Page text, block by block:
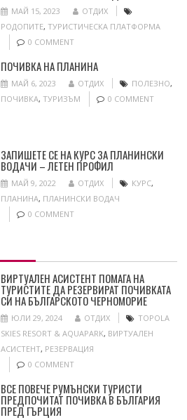
МАЙ 15, 2023
ОТДИХ
РОДОПИТЕ, ТУРИСТИЧЕСКА ПЛАТФОРМА
0 COMMENT
ПОЧИВКА НА ПЛАНИНА
МАЙ 6, 2023 ОТДИХ ПОЛЕЗНО,
ПОЧИВКА, ТУРИЗЪМ 0 COMMENT
ЗАПИШЕТЕ СЕ НА КУРС ЗА ПЛАНИНСКИ
ВОДАЧИ – ЛЕТЕН ПРОФИЛ
МАЙ 9, 2022 ОТДИХ КУРС,
ПЛАНИНА, ПЛАНИНСКИ ВОДАЧ
0 COMMENT
ВИРТУАЛЕН АСИСТЕНТ ПОМАГА НА
ТУРИСТИТЕ ДА РЕЗЕРВИРАТ ПОЧИВКАТА
СИ НА БЪЛГАРСКОТО ЧЕРНОМОРИЕ
ЮЛИ 29, 2024 ОТДИХ
TOPOLA
SKIES RESORT & AQUAPARK, ВИРТУАЛЕН
АСИСТЕНТ, РЕЗЕРВАЦИЯ
0 COMMENT
ВСЕ ПОВЕЧЕ РУМЪНСКИ ТУРИСТИ
ПРЕДПОЧИТАТ ПОЧИВКА В БЪЛГАРИЯ
ПРЕД ГЪРЦИЯ